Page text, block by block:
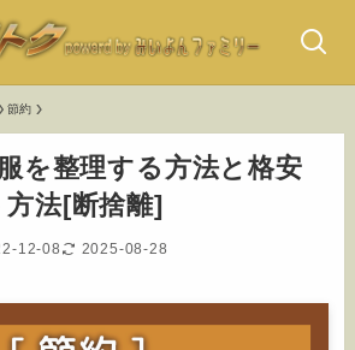
節約
を整理する方法と格安
法[断捨離]
12-08 2025-08-28